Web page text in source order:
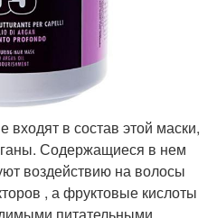
в состав этой маски,
Содержащиеся в нем
воздействию на волосы
, а фруктовые кислоты
питательными